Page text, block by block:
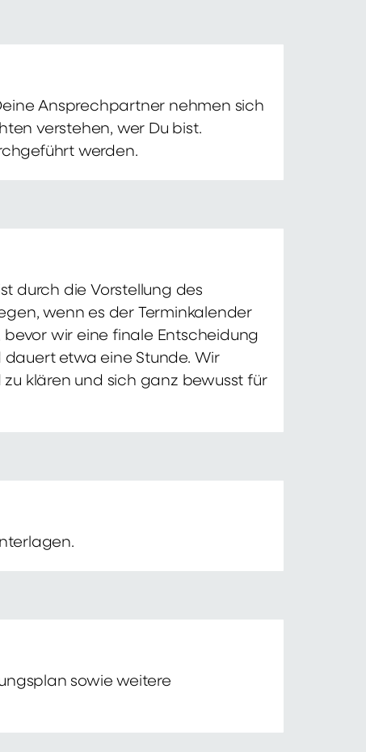
Ansprechpartner nehmen sich
verstehen, wer Du bist.
werden.
durch die Vorstellung des
wenn es der Terminkalender
wir eine finale Entscheidung
etwa eine Stunde. Wir
klären und sich ganz bewusst für
sowie weitere